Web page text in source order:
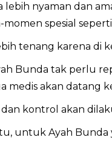
lebih nyaman dan
spesial
tenang karena di
Bunda tak perlu
medis akan datang
kontrol akan
untuk Ayah Bunda